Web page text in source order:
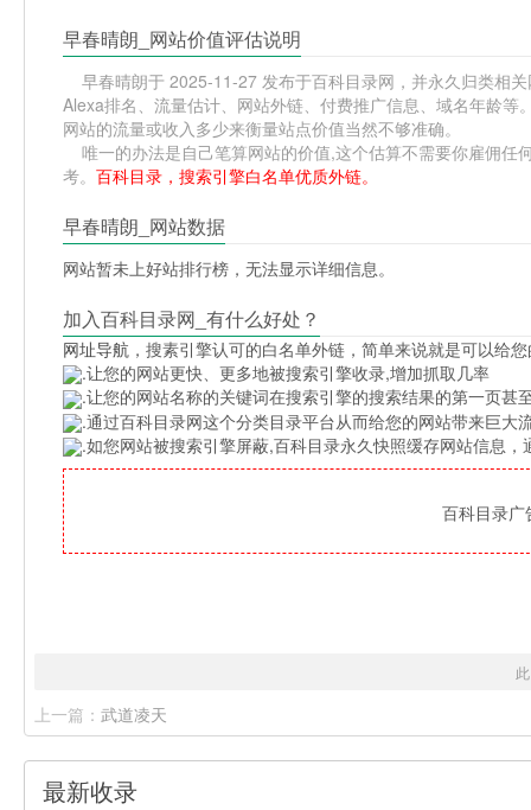
早春晴朗_网站价值评估说明
早春晴朗于 2025-11-27 发布于百科目录网，并永久归类相
Alexa排名、流量估计、网站外链、付费推广信息、域名年龄
网站的流量或收入多少来衡量站点价值当然不够准确。
唯一的办法是自己笔算网站的价值,这个估算不需要你雇佣任
考。百科目录，搜索引擎白名单优质外链。
早春晴朗_网站数据
网站暂未上好站排行榜，无法显示详细信息。
加入百科目录网_有什么好处？
网址导航 ，搜素引擎认可的白名单外链，简单来说就是可以给
.让您的网站更快、更多地被搜索引擎收录,增加抓取几率
.让您的网站名称的关键词在搜索引擎的搜索结果的第一页甚
.通过百科目录网这个分类目录平台从而给您的网站带来巨大
.如您网站被搜索引擎屏蔽,百科目录永久快照缓存网站信息
百科目录
上一篇： 武道凌天
最新收录